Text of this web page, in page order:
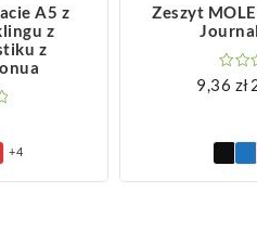
A5 z
z
z
+4
Zeszyt
9,36 zł